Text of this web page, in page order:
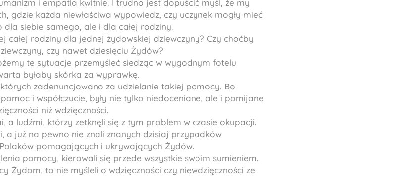
i empatia kwitnie. I trudno jest dopuścić myśl, że my
gdzie każda niewłaściwa wypowiedz, czy uczynek mogły mieć
siebie samego, ale i dla całej rodziny.
całej rodziny dla jednej żydowskiej dziewczyny? Czy choćby
czy nawet dziesięciu Żydów?
te sytuacje przemyśleć siedząc w wygodnym fotelu
byłaby skórka za wyprawkę.
zadenuncjowano za udzielanie takiej pomocy. Bo
i współczucie, były nie tylko niedoceniane, ale i pomijane
niż wdzięczności.
a ludźmi, którzy zetknęli się z tym problem w czasie okupacji.
a już na pewno nie znali znanych dzisiaj przypadków
pomagających i ukrywających Żydów.
pomocy, kierowali się przede wszystkie swoim sumieniem.
Żydom, to nie myśleli o wdzięczności czy niewdzięczności ze